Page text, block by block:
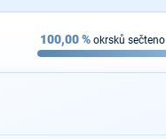
100,00% okrsků sečteno